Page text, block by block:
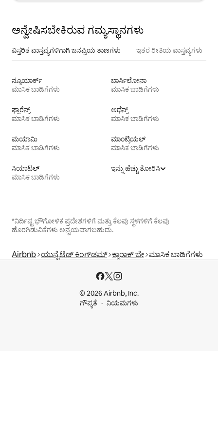
ಅನ್ವೇಷಿಸಬೇಕಿರುವ ಗಮ್ಯಸ್ಥಾನಗಳು
ವಿಸ್ತರಿತ ವಾಸ್ತವ್ಯಗಳಿಗಾಗಿ ಜನಪ್ರಿಯ ತಾಣಗಳು ಇತರ ರೀತಿಯ ವಾಸ್ತವ್ಯಗಳು
ನ್ಯೂಯಾರ್ಕ್
ಮಾಸಿಕ ಬಾಡಿಗೆಗಳು
ಬಾರ್ಸಿಲೋನಾ
ಮಾಸಿಕ ಬಾಡಿಗೆಗಳು
ಫ್ಲಾರೆನ್ಸ್
ಮಾಸಿಕ ಬಾಡಿಗೆಗಳು
ಅಥೆನ್ಸ್
ಮಾಸಿಕ ಬಾಡಿಗೆಗಳು
ಮಯಾಮಿ
ಮಾಸಿಕ ಬಾಡಿಗೆಗಳು
ಮಾಂಟ್ರಿಯಲ್
ಮಾಸಿಕ ಬಾಡಿಗೆಗಳು
ಸಿಯಾಟಲ್
ಮಾಸಿಕ ಬಾಡಿಗೆಗಳು
ಇನ್ನು ಹೆಚ್ಚು ತೋರಿಸಿ
*ನಿರ್ದಿಷ್ಟ ಭೌಗೋಳಿಕ ಪ್ರದೇಶಗಳಿಗೆ ಮತ್ತು ಕೆಲವು ಸ್ಥಳಗಳಿಗೆ ಕೆಲವು
ಹೊರಗಿಡುವಿಕೆಗಳು ಅನ್ವಯವಾಗಬಹುದು.
Airbnb ಯುನೈಟೆಡ್ ಕಿಂಗ್‌ಡಮ್ ಕ್ಲಾರಾಕ್ ಬೇ ಮಾಸಿಕ ಬಾಡಿಗೆಗಳು
© 2026 Airbnb, Inc.
ಗೌಪ್ಯತೆ
ನಿಯಮಗಳು